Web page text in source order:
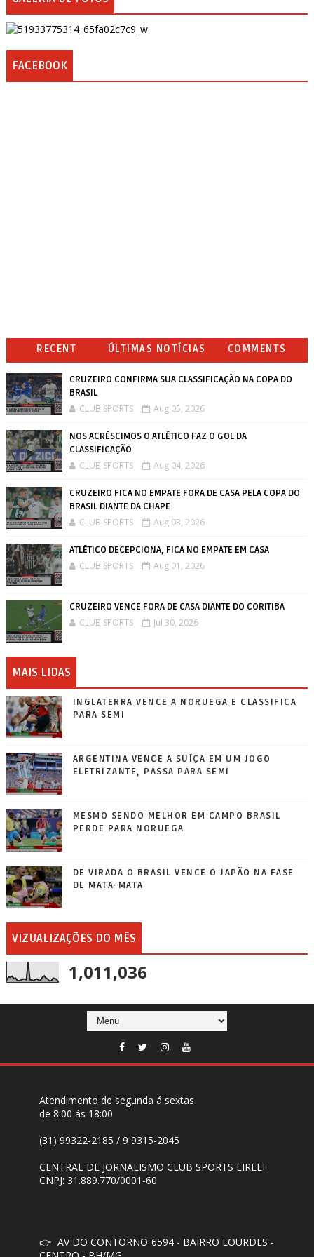
FACEBOOK
RECENT ÚLTIMAS NOTÍCIAS COMMENTS
CRUZEIRO CONFIRMA SUA CLASSIFICAÇÃO NA COPA DO
BRASIL
CLUB SPORTS Aug 05, 2026
NOS ACRÉSCIMOS O ATLÉTICO FAZ O GOL DA
CLASSIFICAÇÃO
CLUB SPORTS Aug 04, 2026
CRUZEIRO FICA NO EMPATE FORA DE CASA PELA COPA DO
BRASIL DIANTE DA CHAPE
CLUB SPORTS Aug 03, 2026
ATLÉTICO DECEPCIONA, FICA NO EMPATE EM CASA
CLUB SPORTS Aug 01, 2026
CRUZEIRO VENCE FORA DE CASA DIANTE DO CORITIBA
CLUB SPORTS Jul 30, 2026
MAIS LIDAS
INGLATERRA VENCE A NORUEGA E CLASSIFICA
PARA SEMI
ARGENTINA VENCE A SUÍÇA EM UM JOGO
ELETRIZANTE, PASSA PARA SEMI
MESMO SENDO MELHOR EM CAMPO BRASIL
PERDE PARA NORUEGA
DE VIRADA O BRASIL VENCE O JAPÃO NA FASE
DE MATA-MATA
VIZUALIZAÇÕES DO MÊS
1,011,036
Atendimento de segunda á sextas
de 8:00 ás 18:00
(31) 99322-2185 / 9 9315-2045
CENTRAL DE JORNALISMO CLUB SPORTS EIRELI
CNPJ: 31.889.770/0001-60
👉AV DO CONTORNO 6594 - BAIRRO LOURDES -